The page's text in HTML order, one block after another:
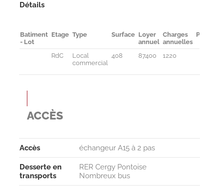
Détails
Batiment
- Lot
Etage Type Surface Loyer
annuel
Charges
annuelles
RdC
Local
commercial
408 87400 1220
ACCÈS
Accès échangeur A15 à 2 pas
Desserte en
transports
RER Cergy Pontoise
Nombreux bus